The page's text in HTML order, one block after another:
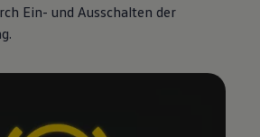
Ein- und Ausschalten der